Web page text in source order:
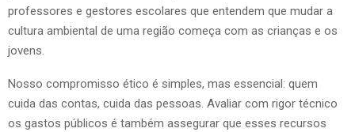
professores e gestores escolares que entendem que mudar a
cultura ambiental de uma região começa com as crianças e os
jovens.
Nosso compromisso ético é simples, mas essencial: quem
cuida das contas, cuida das pessoas. Avaliar com rigor técnico
os gastos públicos é também assegurar que esses recursos